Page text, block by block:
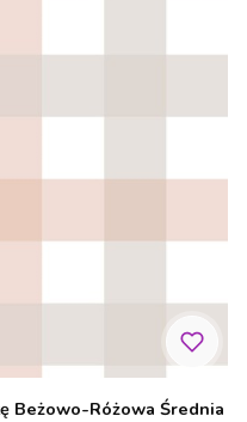
Beżowo-Różowa Średnia